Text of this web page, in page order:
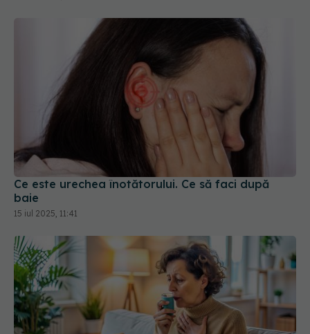
Ce este urechea înotătorului. Ce să faci după
baie
15 iul 2025, 11:41